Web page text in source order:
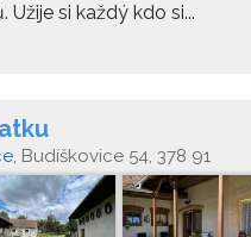
si každý kdo si...
, Budíškovice 54, 378 91